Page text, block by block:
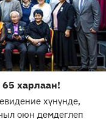
харлаан!
хүнүнде,
оюн демдеглеп